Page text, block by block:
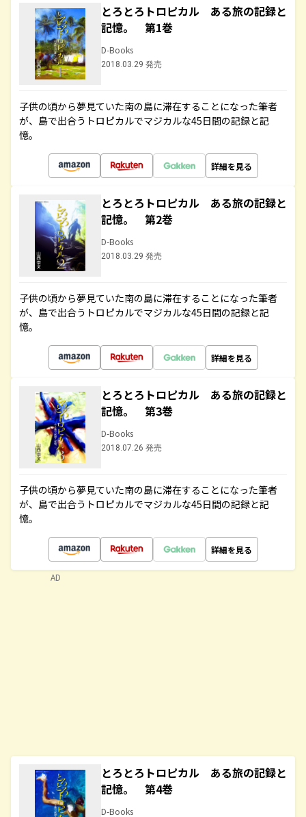
とろとろトロピカル ある旅の記録と
記憶。 第1巻
D-Books
2018.03.29 発売
子供の頃から夢見ていた南の島に滞在することになった筆者
が、島で出合うトロピカルでマジカルな45日間の記録と記
憶。
詳細を見る
とろとろトロピカル ある旅の記録と
記憶。 第2巻
D-Books
2018.03.29 発売
子供の頃から夢見ていた南の島に滞在することになった筆者
が、島で出合うトロピカルでマジカルな45日間の記録と記
憶。
詳細を見る
とろとろトロピカル ある旅の記録と
記憶。 第3巻
D-Books
2018.07.26 発売
子供の頃から夢見ていた南の島に滞在することになった筆者
が、島で出合うトロピカルでマジカルな45日間の記録と記
憶。
詳細を見る
とろとろトロピカル ある旅の記録と
記憶。 第4巻
D-Books
AD